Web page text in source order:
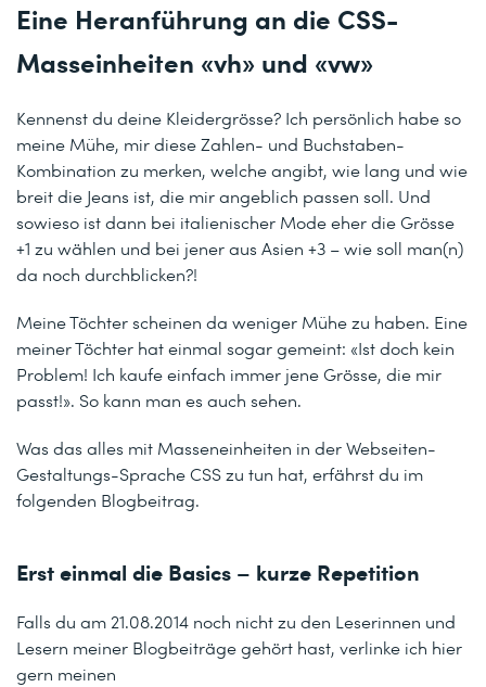
Eine Heranführung an die CSS-
Masseinheiten «vh» und «vw»
Kennenst du deine Kleidergrösse? Ich persönlich habe so
meine Mühe, mir diese Zahlen- und Buchstaben-
Kombination zu merken, welche angibt, wie lang und wie
breit die Jeans ist, die mir angeblich passen soll. Und
sowieso ist dann bei italienischer Mode eher die Grösse
+1 zu wählen und bei jener aus Asien +3 – wie soll man(n)
da noch durchblicken?!
Meine Töchter scheinen da weniger Mühe zu haben. Eine
meiner Töchter hat einmal sogar gemeint: «Ist doch kein
Problem! Ich kaufe einfach immer jene Grösse, die mir
passt!». So kann man es auch sehen.
Was das alles mit Masseneinheiten in der Webseiten-
Gestaltungs-Sprache CSS zu tun hat, erfährst du im
folgenden Blogbeitrag.
Erst einmal die Basics – kurze Repetition
Falls du am 21.08.2014 noch nicht zu den Leserinnen und
Lesern meiner Blogbeiträge gehört hast, verlinke ich hier
gern meinen